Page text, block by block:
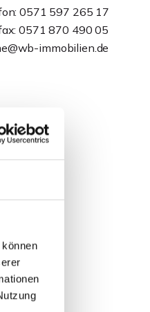
0571 597 265 17
0571 870 490 05
immobilien.de